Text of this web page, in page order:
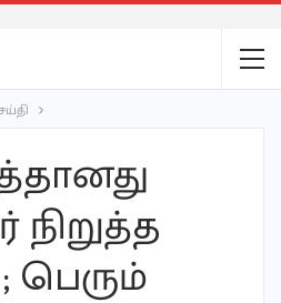
பெரும்